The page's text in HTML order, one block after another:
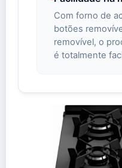
Com forno de
botões
removível, o
é totalmente